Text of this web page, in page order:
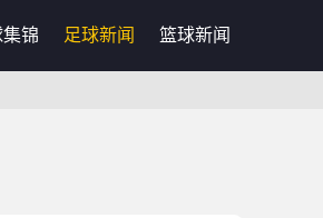
锦 足球新闻 篮球新闻